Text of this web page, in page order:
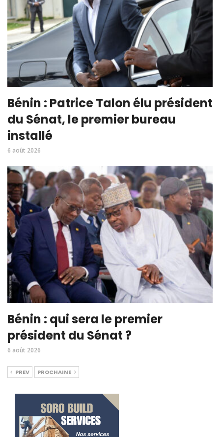
Bénin : Patrice Talon élu président
du Sénat, le premier bureau
installé
6 août 2026
Bénin : qui sera le premier
président du Sénat ?
6 août 2026
PREV PROCHAINE